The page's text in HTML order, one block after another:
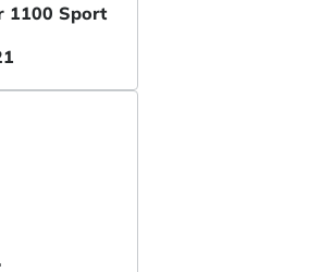
1100 Sport